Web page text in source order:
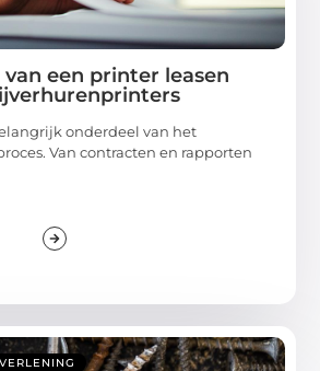
een printer leasen
onderdeel van het
Van contracten en rapporten